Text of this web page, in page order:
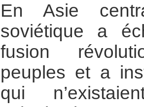
En Asie
soviétique a
fusion
peuples et a
qui